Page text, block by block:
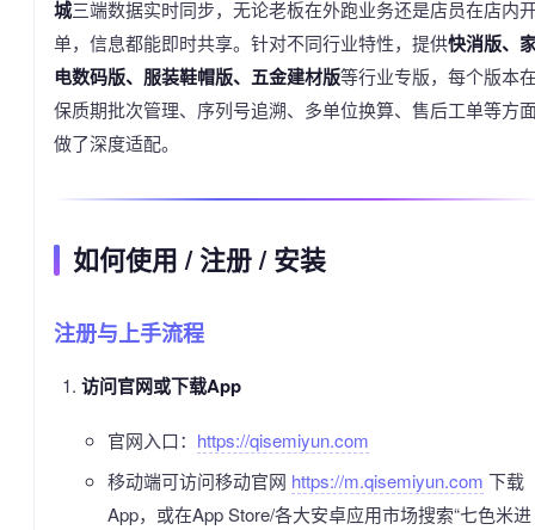
城三端数据实时同步，无论老板在外跑业务还是店员在店内
单，信息都能即时共享。针对不同行业特性，提供快消版、
电数码版、服装鞋帽版、五金建材版等行业专版，每个版本
保质期批次管理、序列号追溯、多单位换算、售后工单等方
做了深度适配。
如何使用 / 注册 / 安装
注册与上手流程
访问官网或下载App
官网入口： https://qisemiyun.com
移动端可访问移动官网 https://m.qisemiyun.com 下载
App，或在App Store/各大安卓应用市场搜索“七色米进